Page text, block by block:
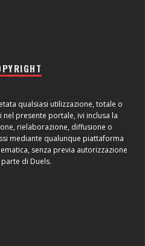
qualsiasi utilizzazione, totale o
presente portale, ivi inclusa la
rielaborazione, diffusione o
mediante qualunque piattaforma
senza previa autorizzazione
di Duels.